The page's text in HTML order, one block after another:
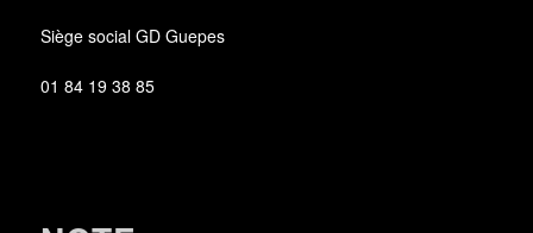
Siège social GD Guepes
01 84 19 38 85